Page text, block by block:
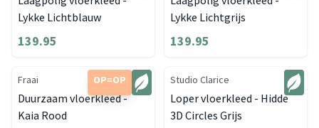
Lykke Lichtblauw
139.95
Lykke Lichtgrijs
139.95
OP=OP
Fraai
Duurzaam vloerkleed -
Kaia Rood
Studio Clarice
Loper vloerkleed - Hidde
3D Circles Grijs